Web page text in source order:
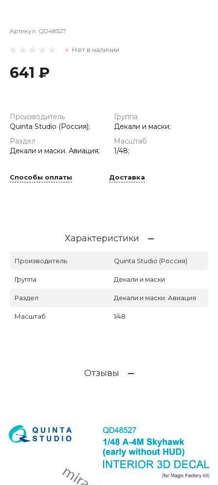
Артикул: QD48527
Нет в наличии
641 ₽
Производитель
Quinta Studio (Россия);
Группа
Декали и маски;
Раздел
Декали и маски. Авиация;
Масштаб
1/48;
Способы оплаты Доставка
Характеристики
Производитель Quinta Studio (Россия)
Группа Декали и маски
Раздел Декали и маски. Авиация
Масштаб 1/48
Отзывы